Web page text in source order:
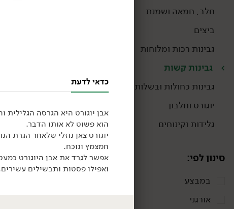
חלב, חמאה ושמנת
ביצים
גבינות רכות ומלוחות
גבינות קשות
גבינות כחולות ובשלות
יוגורט וחלבון
גלידות וקינוחים
סינון לפי:
במבצע
אורגני
19.90
₪ / ל100 גר'
משולש גאודה עיזים 30%
- 'משק יעקבס'
180 גרם
כדאי לדעת
אבן יוגורט היא הגרסה
הוא פשוט לא אותו הדבר.
יוגורט צאן נוזלי שלאחר הגרת
חמצמץ ונוכח.
אפשר לגרד את אבן היוגורט
ואפילו פסטות ותבשילים